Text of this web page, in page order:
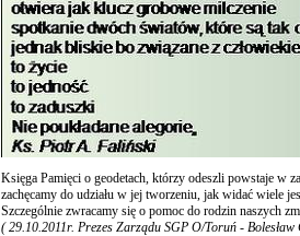
Księga Pamięci o geodetach, którzy odeszli powstaje w
zachęcamy do udziału w jej tworzeniu, jak widać wiele
Szczególnie zwracamy się o pomoc do rodzin naszych
( 29.10.2011r. Prezes Zarządu SGP O/Toruń - Bolesław